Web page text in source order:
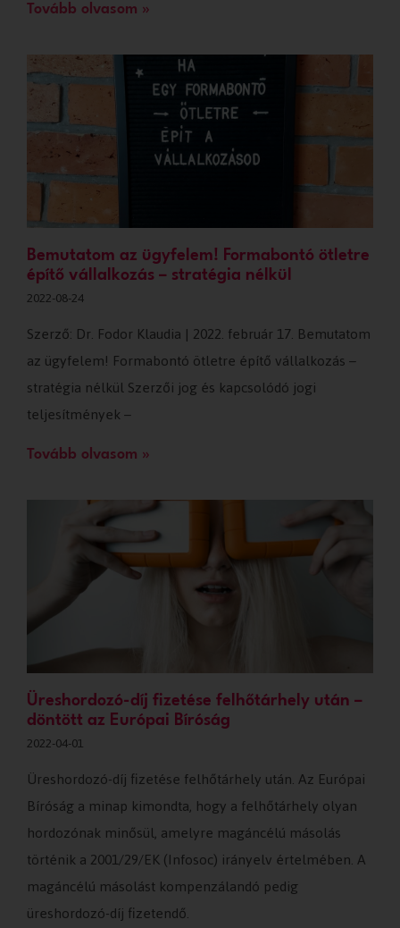
Tovább olvasom »
Bemutatom az ügyfelem! Formabontó ötletre
építő vállalkozás – stratégia nélkül
2022-08-24
Szerző: Dr. Fodor Klaudia | 2022. február 17. Bemutatom
az ügyfelem! Formabontó ötletre építő vállalkozás –
stratégia nélkül Szerzői jog és kapcsolódó jogi
teljesítmények –
Tovább olvasom »
Üreshordozó-díj fizetése felhőtárhely után –
döntött az Európai Bíróság
2022-04-01
Üreshordozó-díj fizetése felhőtárhely után. Az Európai
Bíróság a minap kimondta, hogy a felhőtárhely olyan
hordozónak minősül, amelyre magáncélú másolás
történik a 2001/29/EK (Infosoc) irányelv értelmében. A
magáncélú másolást kompenzálandó pedig
üreshordozó-díj fizetendő.